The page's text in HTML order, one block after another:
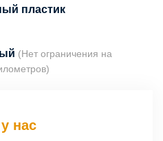
пластик
(Нет ограничения на
нас